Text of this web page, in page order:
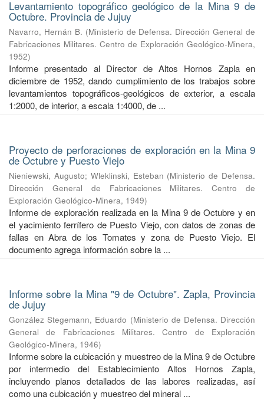
Levantamiento topográfico geológico de la Mina 9 de
Octubre. Provincia de Jujuy
Navarro, Hernán B. (Ministerio de Defensa. Dirección General de
Fabricaciones Militares. Centro de Exploración Geológico-Minera,
1952)
Informe presentado al Director de Altos Hornos Zapla en
diciembre de 1952, dando cumplimiento de los trabajos sobre
levantamientos topográficos-geológicos de exterior, a escala
1:2000, de interior, a escala 1:4000, de ...
Proyecto de perforaciones de exploración en la Mina 9
de Octubre y Puesto Viejo
Nieniewski, Augusto; Wleklinski, Esteban (Ministerio de Defensa.
Dirección General de Fabricaciones Militares. Centro de
Exploración Geológico-Minera, 1949)
Informe de exploración realizada en la Mina 9 de Octubre y en
el yacimiento ferrífero de Puesto Viejo, con datos de zonas de
fallas en Abra de los Tomates y zona de Puesto Viejo. El
documento agrega información sobre la ...
Informe sobre la Mina "9 de Octubre". Zapla, Provincia
de Jujuy
González Stegemann, Eduardo (Ministerio de Defensa. Dirección
General de Fabricaciones Militares. Centro de Exploración
Geológico-Minera, 1946)
Informe sobre la cubicación y muestreo de la Mina 9 de Octubre
por intermedio del Establecimiento Altos Hornos Zapla,
incluyendo planos detallados de las labores realizadas, así
como una cubicación y muestreo del mineral ...